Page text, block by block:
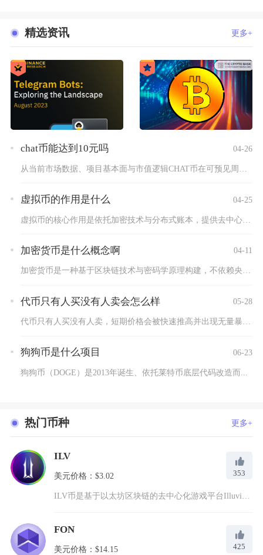
精选资讯 更多+
chat币能达到10元吗 04-26
虚拟币的作用是什么 04-25
虚拟币的核心作用是依托加密技术与分布式账本，提供去中心化的价...
加密货币是什么概念啊 04-11
加密货币是一种基于区块链技术与密码学原理构建，不依赖央行等中...
代币只有人买没有人卖会怎么样 05-28
狗狗币是什么项目 06-23
狗狗币（DOGE）是2013年诞生、依托莱特币底层代码改造而...
热门币种 更多+
ILV
美元价格：$3.02 353
FON
美元价格：$14.15 425